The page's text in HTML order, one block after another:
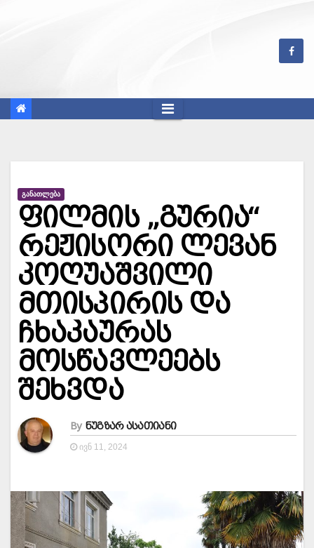
ᲒᲐᲜᲐᲗᲚᲔᲑᲐ
ფილმის „გურია“
რეჟისორი ლევან
კოღუაშვილი
მთისპირის და
ჩხაკაურას
მოსწავლეებს
შეხვდა
By ნუგზარ ასათიანი
ᲘᲕᲜ 11, 2024